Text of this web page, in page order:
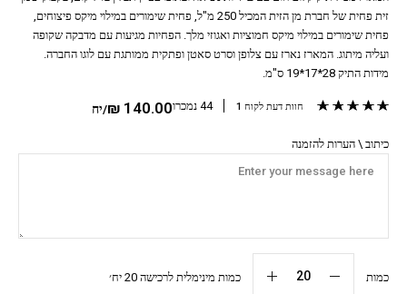
מדורג5.00מתוך 5 מבוסס על 1דירוגים של לקוחות חוות דעת לקוח 1 44 נמכרו ₪ 140.00 /יח
כיתוב \ הערות להזמנה
כמות כמות מינימלית לרכישה 20 יח׳
זית פחית של חברת מן הזית המכיל 250 מ"ל, פחית שימורים במילוי מיקס פיצוחים,
פחית שימורים במילוי מיקס חמוציות ואגוזי מלך. הפחיות מגיעות עם מדבקה שקופה
ועליה מיתוג. המארז נארז עם צלופן וסרט סאטן ופתקית ממותגת עם לוגו החברה.
מידות התיק 28*17*19 ס"מ.